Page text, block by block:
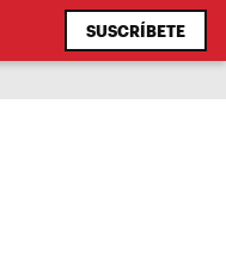
SUSCRÍBETE